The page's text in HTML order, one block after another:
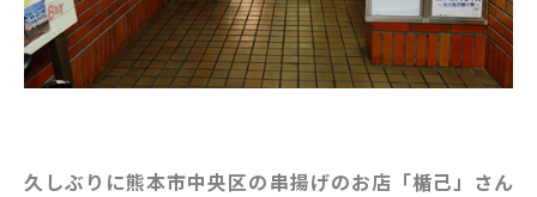
久しぶりに熊本市中央区の串揚げのお店「楯己」さん